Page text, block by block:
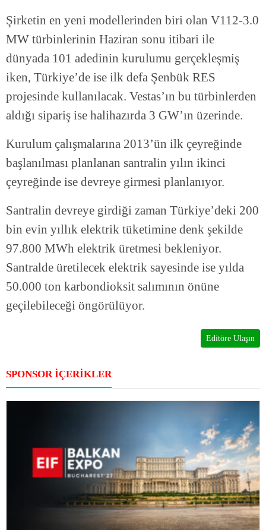
Şirketin en yeni modellerinden biri olan V112-3.0
MW türbinlerinin Haziran sonu itibari ile
dünyada 101 adedinin kurulumu gerçekleşmiş
iken, Türkiye’de ise ilk defa Şenbük RES
projesinde kullanılacak. Vestas’ın bu türbinlerden
aldığı sipariş ise halihazırda 3 GW’ın üzerinde.
Kurulum çalışmalarına 2013’ün ilk çeyreğinde
başlanılması planlanan santralin yılın ikinci
çeyreğinde ise devreye girmesi planlanıyor.
Santralin devreye girdiği zaman Türkiye’deki 200
bin evin yıllık elektrik tüketimine denk şekilde
97.800 MWh elektrik üretmesi bekleniyor.
Santralde üretilecek elektrik sayesinde ise yılda
50.000 ton karbondioksit salımının önüne
geçilebileceği öngörülüyor.
Editöre Ulaşın
SPONSOR İÇERİKLER